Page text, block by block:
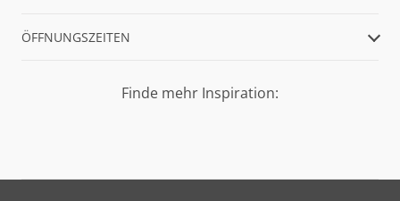
ÖFFNUNGSZEITEN
Finde mehr Inspiration: